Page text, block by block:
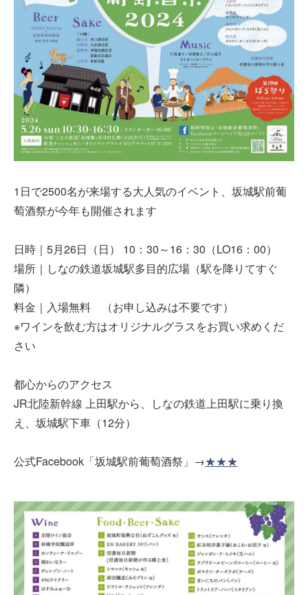
1日で2500名が来場する大人気のイベント、坂城駅前葡
萄酒祭が今年も開催されます
日時｜5月26日（日） 10：30～16：30（LO16：00）
場所｜しなの鉄道坂城駅多目的広場（駅を降りてすぐ
隣）
料金｜入場無料 （お申し込みは不要です）
※ワインを飲む方はオリジナルグラスをお買い求めくだ
さい
都心からのアクセス
JR北陸新幹線 上田駅から、しなの鉄道上田駅に乗り換
え、坂城駅下車（12分）
公式Facebook「坂城駅前葡萄酒祭」→★★★